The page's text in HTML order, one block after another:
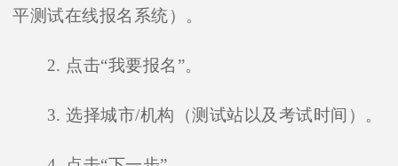
平测试在线报名系统）。
2. 点击“我要报名”。
3. 选择城市/机构（测试站以及考试时间）。